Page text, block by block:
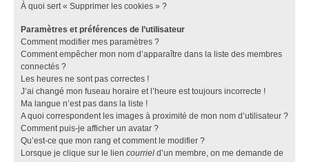
À quoi sert « Supprimer les cookies » ?
Paramètres et préférences de l’utilisateur
Comment modifier mes paramètres ?
Comment empêcher mon nom d’apparaître dans la liste des membres
connectés ?
Les heures ne sont pas correctes !
J’ai changé mon fuseau horaire et l’heure est toujours incorrecte !
Ma langue n’est pas dans la liste !
A quoi correspondent les images à proximité de mon nom d’utilisateur ?
Comment puis-je afficher un avatar ?
Qu’est-ce que mon rang et comment le modifier ?
Lorsque je clique sur le lien courriel d’un membre, on me demande de